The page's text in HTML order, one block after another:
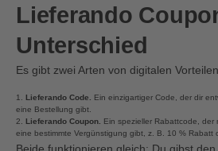
Lieferando
Unterschied
Es gibt zwei Arten von digitalen
1. Lieferando Code. Ein einzigartiger Code, der dir
eine Bestellung gibt.
2. Lieferando Coupon. Ein spezieller Rabattcode, der
eine bestimmte Vergünstigung gibt, z. B. 10 % Rabatt